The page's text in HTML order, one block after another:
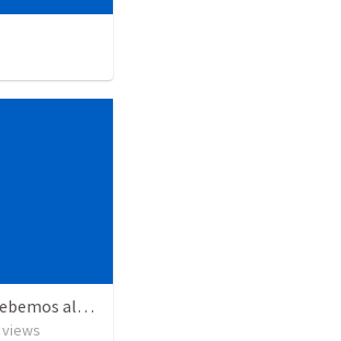
Recuerda por qué razones debemos alabar a Dios - Salmo 103-1-5
views